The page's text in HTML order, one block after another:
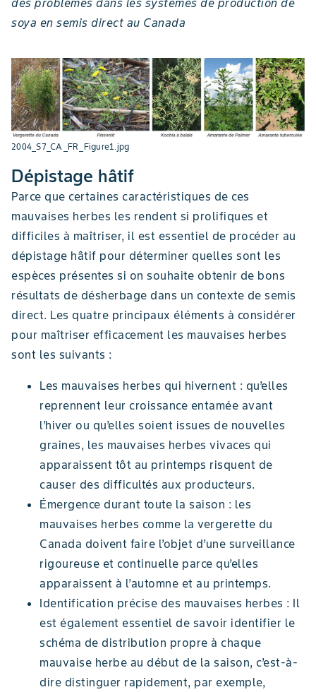
soya en semis direct au Canada
2004_S7_CA_FR_Figure1.jpg
Dépistage hâtif
Parce que certaines caractéristiques de ces
mauvaises herbes les rendent si prolifiques et
difficiles à maîtriser, il est essentiel de procéder au
dépistage hâtif pour déterminer quelles sont les
espèces présentes si on souhaite obtenir de bons
résultats de désherbage dans un contexte de semis
direct. Les quatre principaux éléments à considérer
pour maîtriser efficacement les mauvaises herbes
sont les suivants :
Les mauvaises herbes qui hivernent : qu’elles
reprennent leur croissance entamée avant
l’hiver ou qu’elles soient issues de nouvelles
graines, les mauvaises herbes vivaces qui
apparaissent tôt au printemps risquent de
causer des difficultés aux producteurs.
Émergence durant toute la saison : les
mauvaises herbes comme la vergerette du
Canada doivent faire l’objet d’une surveillance
rigoureuse et continuelle parce qu’elles
apparaissent à l’automne et au printemps.
Identification précise des mauvaises herbes : Il
est également essentiel de savoir identifier le
schéma de distribution propre à chaque
mauvaise herbe au début de la saison, c’est-à-
dire distinguer rapidement, par exemple,